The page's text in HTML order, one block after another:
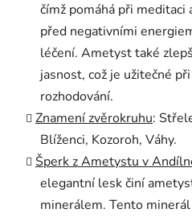
čímž pomáhá při
před negativními
léčení. Ametyst také
jasnost, což je užitečné
rozhodování.
Znamení zvěrokruhu:
Blíženci, Kozoroh, Váhy.
Šperk z Ametystu v
elegantní lesk činí
minerálem. Tento